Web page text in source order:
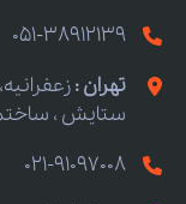
051-38912139
تهران :
ستایش ،
021-91097008